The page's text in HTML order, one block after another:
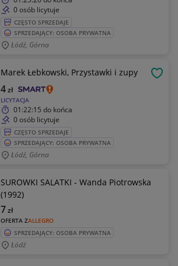
0 osób licytuje
CZĘSTO SPRZEDAJE
SPRZEDAJĄCY: OSOBA PRYWATNA
Łódź, Górna
Marek Łebkowski, Przystawki i zupy
LICYTACJA
4zł
01:22:15 do końca
0 osób licytuje
CZĘSTO SPRZEDAJE
SPRZEDAJĄCY: OSOBA PRYWATNA
Łódź, Górna
SUROWKI SALATKI - Wanda Piotrowska
(1992)
OFERTA ZALLEGRO
7zł
SPRZEDAJĄCY: OSOBA PRYWATNA
Łódź